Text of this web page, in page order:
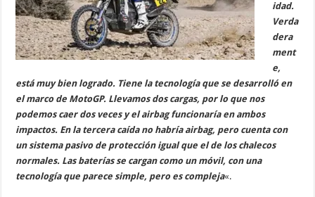
idad.
Verda
dera
ment
e,
está muy bien logrado. Tiene la tecnología que se desarrolló en
el marco de MotoGP. Llevamos dos cargas, por lo que nos
podemos caer dos veces y el airbag funcionaría en ambos
impactos. En la tercera caída no habría airbag, pero cuenta con
un sistema pasivo de protección igual que el de los chalecos
normales. Las baterías se cargan como un móvil, con una
tecnología que parece simple, pero es compleja«.